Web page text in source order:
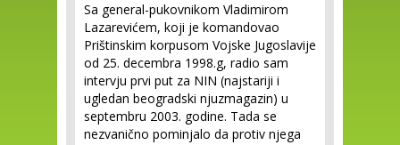
Sa general-pukovnikom Vladimirom
Lazarevićem, koji je komandovao
Prištinskim korpusom Vojske Jugoslavije
od 25. decembra 1998.g, radio sam
intervju prvi put za NIN (najstariji i
ugledan beogradski njuzmagazin) u
septembru 2003. godine. Tada se
nezvanično pominjalo da protiv njega